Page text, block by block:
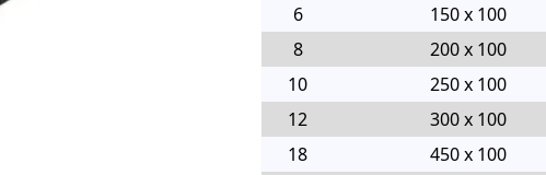
6
150 x 100
8
200 x 100
10
250 x 100
12
300 x 100
18
450 x 100